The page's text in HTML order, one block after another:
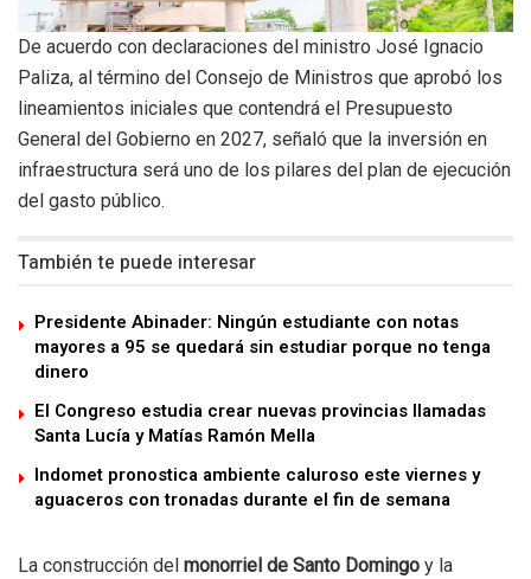
De acuerdo con declaraciones del ministro José Ignacio
Paliza, al término del Consejo de Ministros que aprobó los
lineamientos iniciales que contendrá el Presupuesto
General del Gobierno en 2027, señaló que la inversión en
infraestructura será uno de los pilares del plan de ejecución
del gasto público.
También te puede interesar
Presidente Abinader: Ningún estudiante con notas
mayores a 95 se quedará sin estudiar porque no tenga
dinero
El Congreso estudia crear nuevas provincias llamadas
Santa Lucía y Matías Ramón Mella
Indomet pronostica ambiente caluroso este viernes y
aguaceros con tronadas durante el fin de semana
La construcción del monorriel de Santo Domingo y la